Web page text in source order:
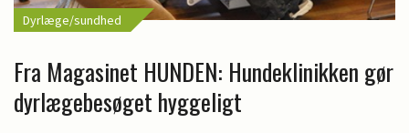
Dyrlæge/sundhed
Fra Magasinet HUNDEN: Hundeklinikken gør
dyrlægebesøget hyggeligt